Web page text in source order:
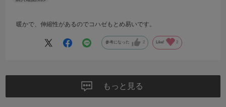
暖かで、伸縮性があるのでコハゼもとめ易いです。
参考になった 2 Like! 2
もっと見る